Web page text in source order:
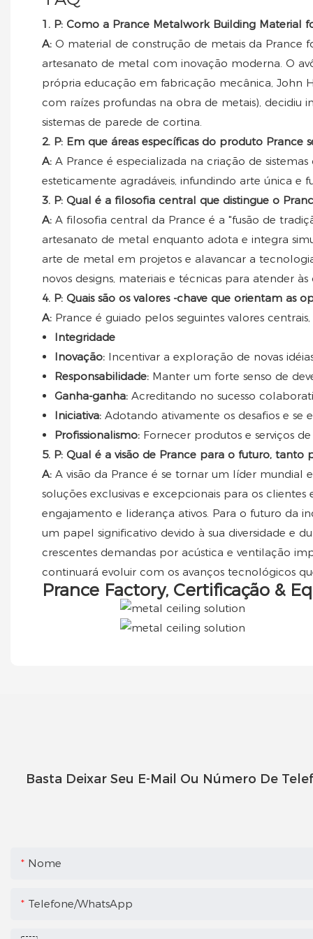
1. P: Como a Prance Metalwork Building Material
A: O material de construção de metais da Prance
artesanato de metal com inovação moderna. O
própria educação em fabricação mecânica, John
com raízes profundas na obra de metais),
sistemas de parede de cortina.
2. P: Em que áreas específicas do produto Prance
A: A Prance é especializada na criação de
esteticamente agradáveis, infundindo arte única e
3. P: Qual é a filosofia central que distingue o
A: A filosofia central da Prance é a "fusão de
artesanato de metal enquanto adota e integra
arte de metal em projetos e alavancar a
novos designs, materiais e técnicas para atender
4. P: Quais são os valores -chave que orientam as
A: Prance é guiado pelos seguintes valores
Integridade
Inovação: Incentivar a exploração de novas
Responsabilidade: Manter um forte senso de
Ganha-ganha: Acreditando no sucesso
Iniciativa: Adotando ativamente os desafios e se
Profissionalismo: Fornecer produtos e serviços
5. P: Qual é a visão de Prance para o futuro, tanto
A: A visão da Prance é se tornar um líder mundial
soluções exclusivas e excepcionais para os
engajamento e liderança ativos. Para o futuro da
um papel significativo devido à sua diversidade e
crescentes demandas por acústica e ventilação
continuará evoluir com os avanços tecnológicos
Prance Factory, Certificação &
Basta Deixar Seu E-Mail Ou Número De
Nome
Telefone/WhatsApp